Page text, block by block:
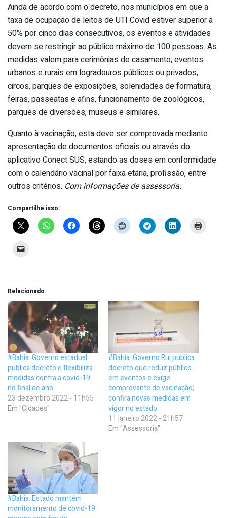
Ainda de acordo com o decreto, nos municípios em que a
taxa de ocupação de leitos de UTI Covid estiver superior a
50% por cinco dias consecutivos, os eventos e atividades
devem se restringir ao público máximo de 100 pessoas. As
medidas valem para cerimônias de casamento, eventos
urbanos e rurais em logradouros públicos ou privados,
circos, parques de exposições, solenidades de formatura,
feiras, passeatas e afins, funcionamento de zoológicos,
parques de diversões, museus e similares.
Quanto à vacinação, esta deve ser comprovada mediante
apresentação de documentos oficiais ou através do
aplicativo Conect SUS, estando as doses em conformidade
com o calendário vacinal por faixa etária, profissão, entre
outros critérios. Com informações de assessoria.
Compartilhe isso:
Relacionado
#Bahia: Governo estadual
publica decreto e flexibiliza
medidas contra a covid-19
no final de ano
23 dezembro 2022 - 11h55
Em "Cidades"
#Bahia: Governo Rui publica
decreto que reduz público
em eventos e exige
comprovante de vacinação;
confira novas medidas em
vigor no estado
11 janeiro 2022 - 21h57
Em "Assessoria"
#Bahia: Estado mantém
monitoramento de covid-19